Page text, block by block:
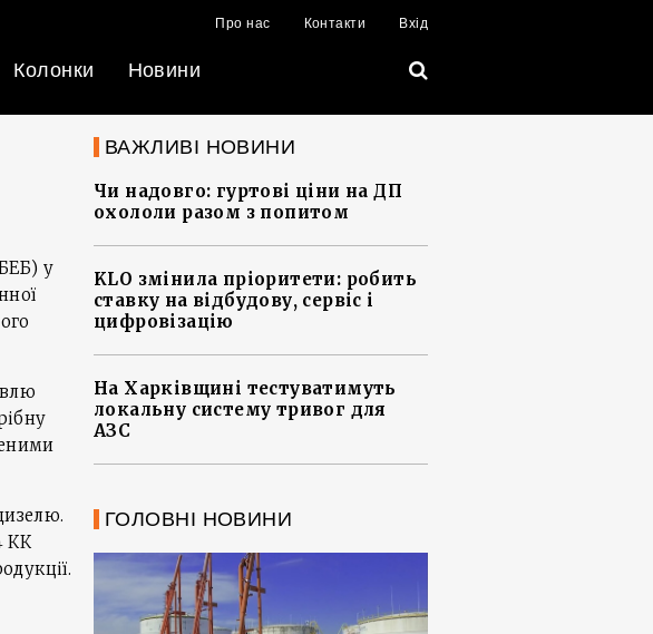
Про нас Контакти Вхід
Колонки Новини
у
КК
ВАЖЛИВІ НОВИНИ
Чи надовго: гуртові ціни на ДП
охололи разом з попитом
KLO змінила пріоритети: робить
ставку на відбудову, сервіс і
цифровізацію
На Харківщині тестуватимуть
локальну систему тривог для
АЗС
ГОЛОВНІ НОВИНИ